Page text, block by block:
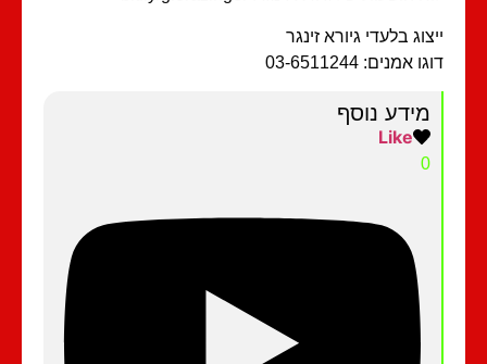
בלעדי גיורא זינגר
אמנים: 03-6511244
מידע נוסף